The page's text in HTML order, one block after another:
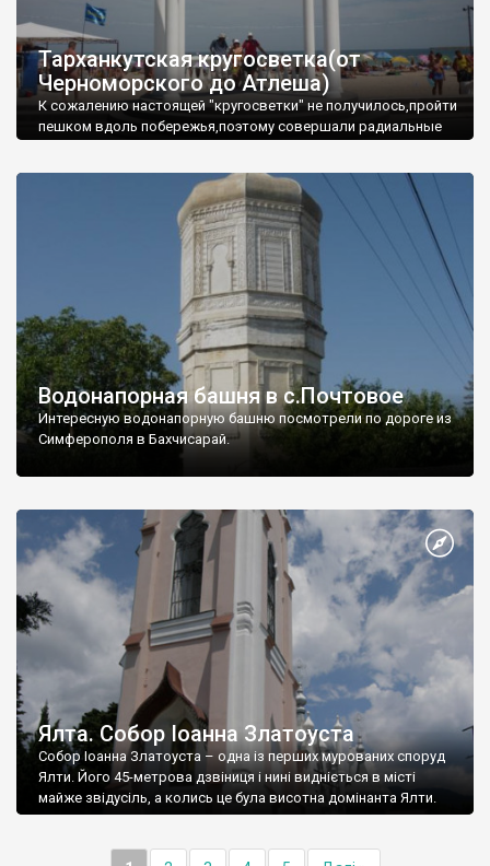
Тарханкутская кругосветка(от
Черноморского до Атлеша)
К сожалению настоящей "кругосветки" не получилось,пройти
пешком вдоль побережья,поэтому совершали радиальные
Водонапорная башня в с.Почтовое
Интересную водонапорную башню посмотрели по дороге из
Симферополя в Бахчисарай.
Ялта. Собор Іоанна Златоуста
Собор Іоанна Златоуста – одна із перших мурованих споруд
Ялти. Його 45-метрова дзвіниця і нині видніється в місті
майже звідусіль, а колись це була висотна домінанта Ялти.